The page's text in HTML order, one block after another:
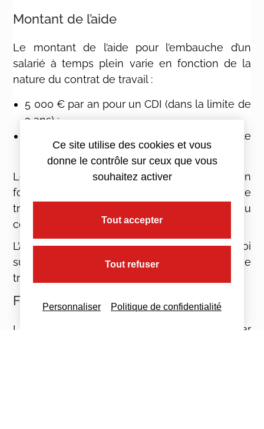
Montant de l’aide
Le montant de l’aide pour l’embauche d’un
salarié à temps plein varie en fonction de la
nature du contrat de travail :
5 000 € par an pour un CDI (dans la limite de
3 ans) ;
2 500 € par an pour un CDD (dans la limite
de 2 ans).
Le montant est proratisé notamment en
fonction de la durée effective du contrat de
travail ou encore en cas d’interruption du
contrat en cours d’année.
L’aide semestrielle est versée par Pôle emploi
sur la base d’une attestation de présence
transmise par l’employeur.
Formalisme
La demande d’aide doit être déposée par
Ce site utilise des cookies et vous
donne le contrôle sur ceux que vous
souhaitez activer
Tout accepter
Tout refuser
Personnaliser Politique de confidentialité